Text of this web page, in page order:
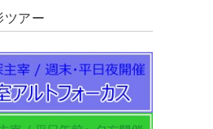
ツアー